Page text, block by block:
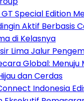
Special Edition
Aktif Berbasis
di Kelasnya
Lima Jalur
Global: Menuju
dan Cerdas
Indonesia